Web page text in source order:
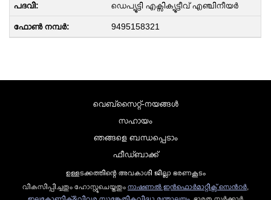
ഡെപ്യൂട്ടി എക്സിക്യൂട്ടീവ് എഞ്ചിനീയർ
9495158321
വെബ്സൈറ്റ്-നയങ്ങള്‍
സഹായം
ഞങ്ങളെ ബന്ധപ്പെടാം
ഫീഡ്ബാക്ക്
ഉള്ളടക്കത്തിന്റെ അവകാശി ജില്ലാ ഭരണകൂടം
വികസിപ്പിച്ചതും ഹോസ്റ്റുചെയ്തതും നാഷണല്‍ ഇന്‍ഫൊര്‍മാറ്റിക്സ് സെന്‍റര്‍,